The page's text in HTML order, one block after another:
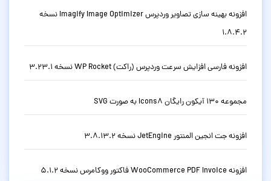
افزونه بهینه سازی تصاویر وردپرس Imagify Image Optimizer نسخه
1.8.4.2
افزونه فارسی افزایش سرعت وردپرس (راکت) WP Rocket نسخه 3.23.1
مجموعه 130 آیکون رایگان Icons8 به صورت SVG
افزونه جت انجین المنتور JetEngine نسخه 3.8.13.2
افزونه WooCommerce PDF Invoice فاکتور ووکامرس نسخه 5.1.2